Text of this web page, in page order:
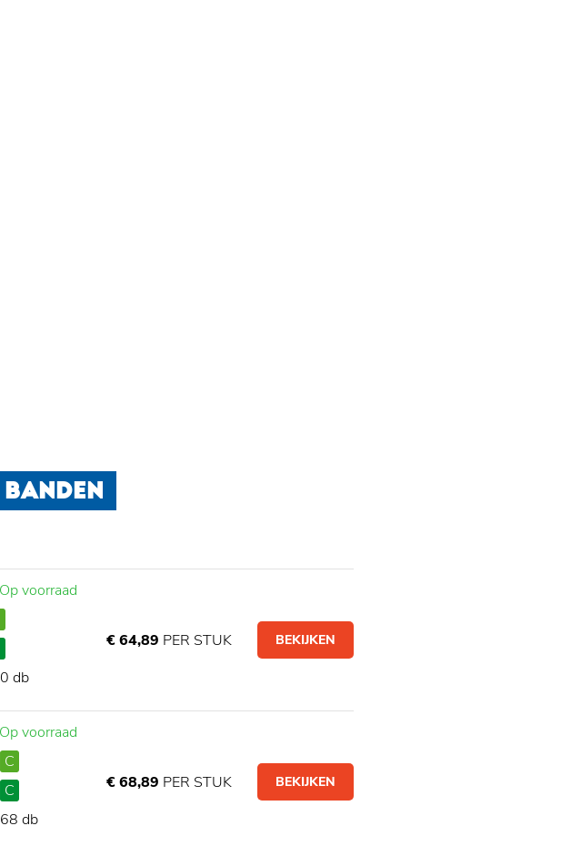
Op voorraad
0 db
€ 64,89 PER STUK BEKIJKEN
Op voorraad
C
C
68 db
€ 68,89 PER STUK BEKIJKEN